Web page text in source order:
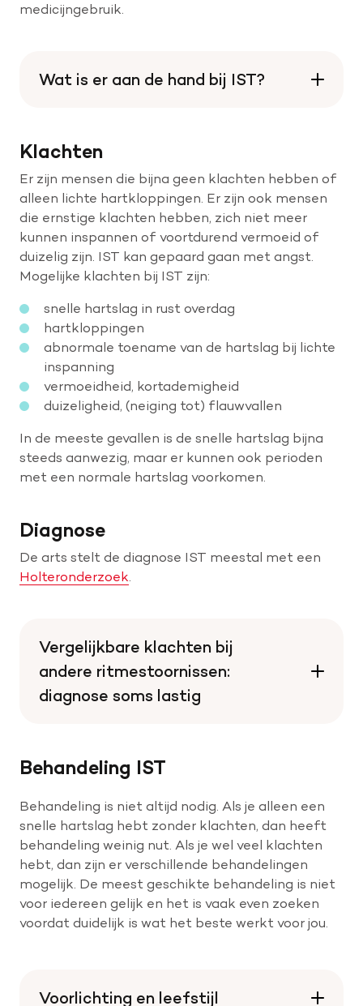
Leven met
Doneer
medicijngebruik.
Wat is er aan de hand bij IST?
Klachten
Er zijn mensen die bijna geen klachten hebben of
alleen lichte hartkloppingen. Er zijn ook mensen
die ernstige klachten hebben, zich niet meer
kunnen inspannen of voortdurend vermoeid of
duizelig zijn. IST kan gepaard gaan met angst.
Mogelijke klachten bij IST zijn:
snelle hartslag in rust overdag
hartkloppingen
abnormale toename van de hartslag bij lichte
inspanning
vermoeidheid, kortademigheid
duizeligheid, (neiging tot) flauwvallen
In de meeste gevallen is de snelle hartslag bijna
steeds aanwezig, maar er kunnen ook perioden
met een normale hartslag voorkomen.
Diagnose
De arts stelt de diagnose IST meestal met een
Holteronderzoek.
Vergelijkbare klachten bij
andere ritmestoornissen:
diagnose soms lastig
Behandeling IST
Behandeling is niet altijd nodig. Als je alleen een
snelle hartslag hebt zonder klachten, dan heeft
behandeling weinig nut. Als je wel veel klachten
hebt, dan zijn er verschillende behandelingen
mogelijk. De meest geschikte behandeling is niet
voor iedereen gelijk en het is vaak even zoeken
voordat duidelijk is wat het beste werkt voor jou.
Voorlichting en leefstijl